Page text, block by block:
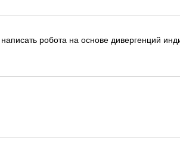
робота на основе дивергенций